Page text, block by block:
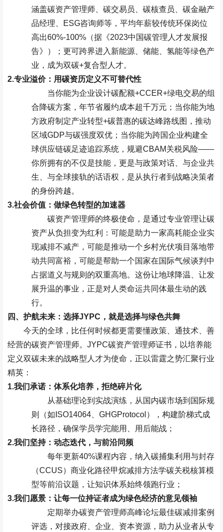
涵盖碳资产管理师、碳交易员、碳核查员、碳金融产
品经理、 ESG咨询师等，平均年薪较传统环保岗位
高出60%-100% （据《2023中国碳管理人才发展报
告》）；更可跨界进入新能源、储能、氢能等绿色产
业，成为双碳+复合型人才。
2.专业溢价：用碳资历定义不可替代性
当你能为企业设计碳配额+CCER+绿电交易的组
合降碳方案，年节省履约成本超千万元；当你能为地
方政府制定产业转型+碳普惠的碳达峰路线图，推动
区域GDP与碳强度双优；当你能为跨国企业构建全
球供应链碳足迹追踪系统，规避CBAM关税风险——
你所拥有的不仅是技能，更是与政策对话、与企业共
生、与全球接轨的话语权，是从执行者到战略决策者
的身份跨越。
3.社会价值：做绿色转型的加速器
碳资产管理师的终极使命，是通过专业管理让碳
资产从负担变为红利：可能是助力一家高耗能企业实
现减排不减产，可能是推动一个乡村光伏项目落地带
动共同富裕，可能是帮助一个国家在国际气候谈判中
占据道义与规则的双重高地。这份让地球降温、让发
展升温的事业，正是对人类命运共同体最生动的践
行。
四、护航未来：选择JYPC ，就是选择与绿色共舞
今天的全球，比任何时候都更需要懂政策、通技术、善
经营的碳资产管理师。JYPC碳资产管理师证书，以培养能
定义双碳未来的战略型人才为使命，正以雷霆之势汇聚行业
精英：
1.我们承诺：体系化培养，拒绝碎片化
从基础理论到实战演练，从国内碳市场到国际规
则（如 ISO14064 、GHGProtocol ），构建阶梯式成
长路径，确保学员学完能用、用后能战；
2.我们坚持：动态迭代，与前沿同频
每年更新40%课程内容，纳入碳捕集利用与封存
（CCUS）商业化路径甲烷减排方法学碳关税核算模
型等前沿议题，让知识体系始终领跑行业；
3.我们愿景：让每一位持证者成为绿色经济的意见领袖
定期举办碳资产管理师高峰论坛最佳碳减排案例
评选，对接政府、企业、资本资源，助力从业者从专